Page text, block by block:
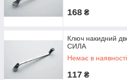
168 ₴
Ключ накидний
СИЛА
Немає в наявності
117 ₴